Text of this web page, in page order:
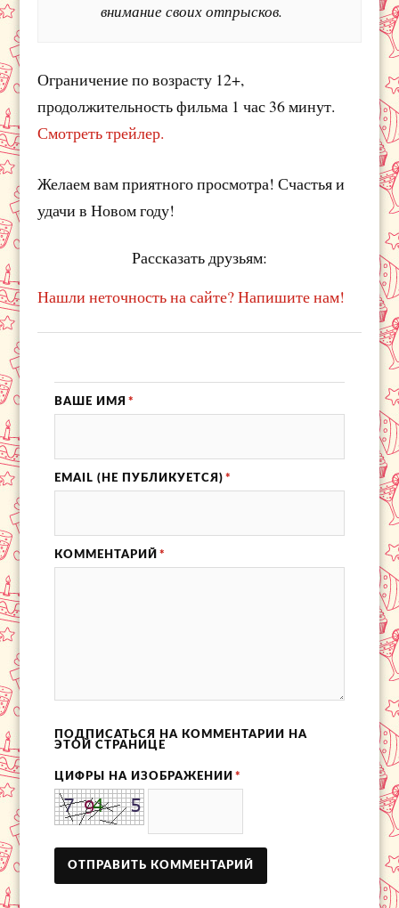
внимание своих отпрысков.
Ограничение по возрасту 12+,
продолжительность фильма 1 час 36 минут.
Смотреть трейлер.
Желаем вам приятного просмотра! Счастья и
удачи в Новом году!
Рассказать друзьям:
Нашли неточность на сайте? Напишите нам!
ВАШЕ ИМЯ *
EMAIL (НЕ ПУБЛИКУЕТСЯ) *
КОММЕНТАРИЙ *
ПОДПИСАТЬСЯ НА КОММЕНТАРИИ НА
ЭТОЙ СТРАНИЦЕ
ЦИФРЫ НА ИЗОБРАЖЕНИИ *